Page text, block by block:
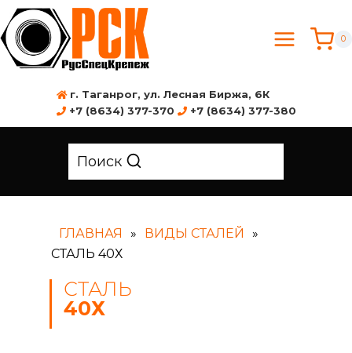
0
г. Таганрог, ул. Лесная Биржа, 6К
+7 (8634) 377-370
+7 (8634) 377-380
Поиск
ГЛАВНАЯ » ВИДЫ СТАЛЕЙ
»
СТАЛЬ 40Х
СТАЛЬ
40Х